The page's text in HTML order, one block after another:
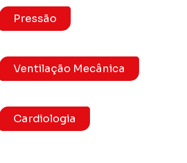
Pressão
Ventilação Mecânica
Cardiologia